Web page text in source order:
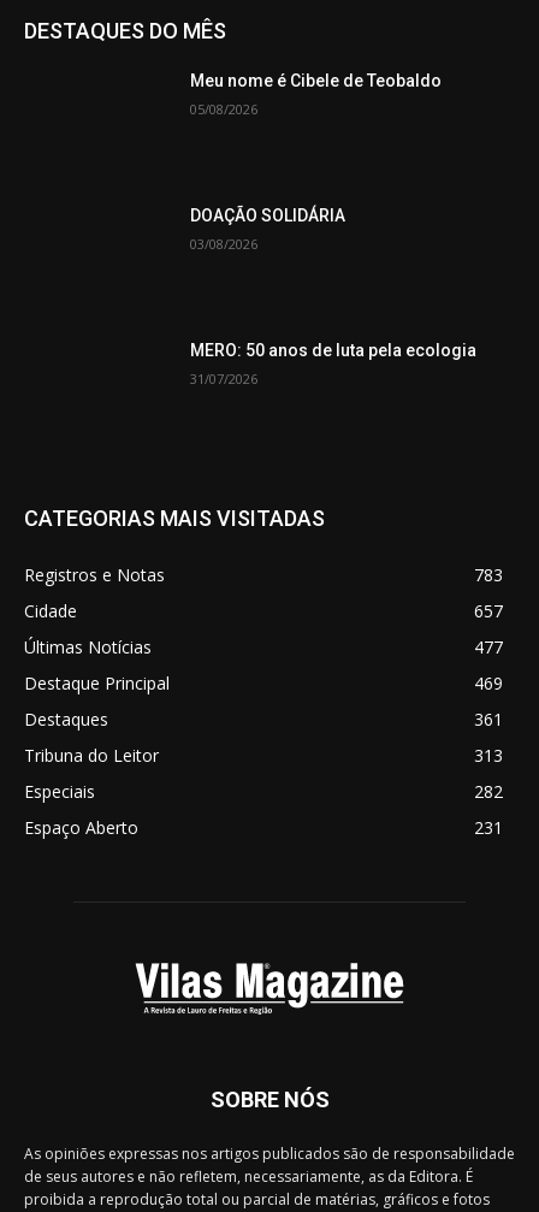
DESTAQUES DO MÊS
Meu nome é Cibele de Teobaldo
05/08/2026
DOAÇÃO SOLIDÁRIA
03/08/2026
MERO: 50 anos de luta pela ecologia
31/07/2026
CATEGORIAS MAIS VISITADAS
Registros e Notas
783
Cidade
657
Últimas Notícias
477
Destaque Principal
469
Destaques
361
Tribuna do Leitor
313
Especiais
282
Espaço Aberto
231
SOBRE NÓS
As opiniões expressas nos artigos publicados são de responsabilidade
de seus autores e não refletem, necessariamente, as da Editora. É
proibida a reprodução total ou parcial de matérias, gráficos e fotos